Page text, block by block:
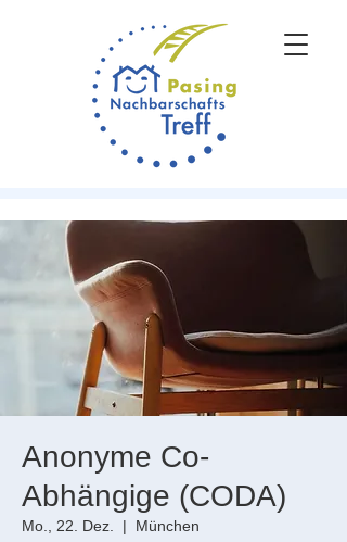
Anonyme Co-
Abhängige (CODA)
Mo., 22. Dez.
  |
München